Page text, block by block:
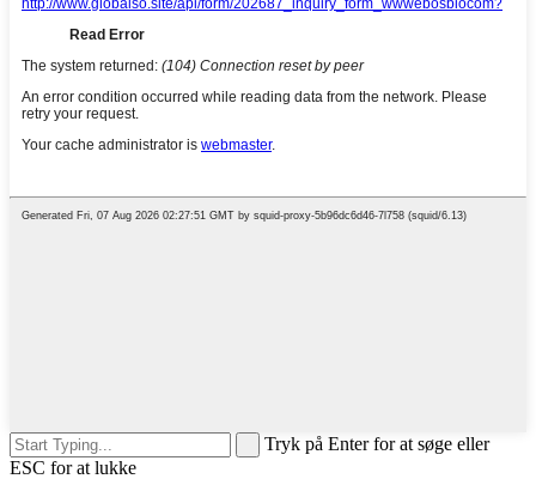
Tryk på Enter for at søge eller
ESC for at lukke